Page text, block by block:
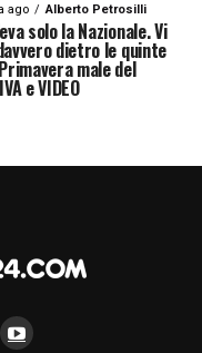
ago Alberto Petrosilli
solo la Nazionale. Vi
dietro le quinte
male del
e VIDEO